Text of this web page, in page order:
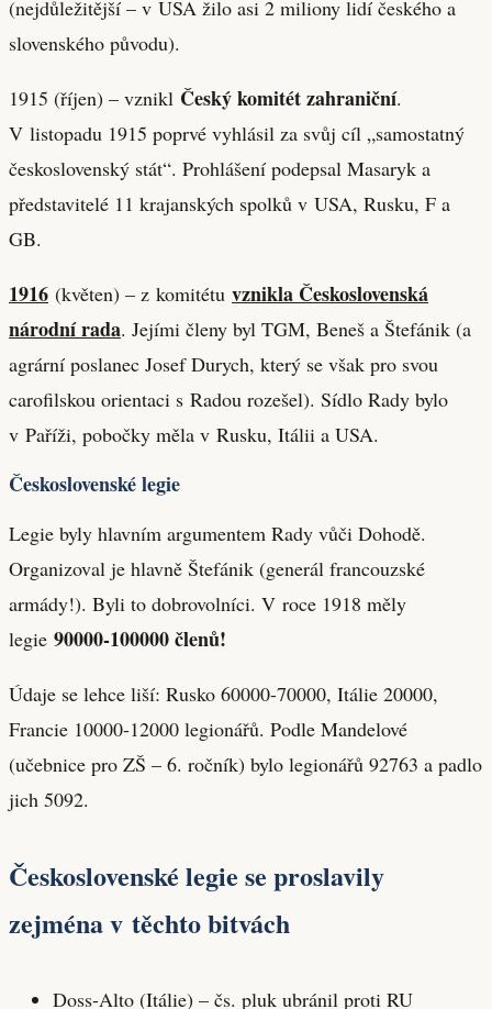
(nejdůležitější – v USA žilo asi 2 miliony lidí českého a
slovenského původu).
1915 (říjen) – vznikl Český komitét zahraniční.
V listopadu 1915 poprvé vyhlásil za svůj cíl „samostatný
československý stát“. Prohlášení podepsal Masaryk a
představitelé 11 krajanských spolků v USA, Rusku, F a
GB.
1916 (květen) – z komitétu vznikla Československá
národní rada. Jejími členy byl TGM, Beneš a Štefánik (a
agrární poslanec Josef Durych, který se však pro svou
carofilskou orientaci s Radou rozešel). Sídlo Rady bylo
v Paříži, pobočky měla v Rusku, Itálii a USA.
Československé legie
Legie byly hlavním argumentem Rady vůči Dohodě.
Organizoval je hlavně Štefánik (generál francouzské
armády!). Byli to dobrovolníci. V roce 1918 měly
legie 90000-100000 členů!
Údaje se lehce liší: Rusko 60000-70000, Itálie 20000,
Francie 10000-12000 legionářů. Podle Mandelové
(učebnice pro ZŠ – 6. ročník) bylo legionářů 92763 a padlo
jich 5092.
Československé legie se proslavily
zejména v těchto bitvách
Doss-Alto (Itálie) – čs. pluk ubránil proti RU